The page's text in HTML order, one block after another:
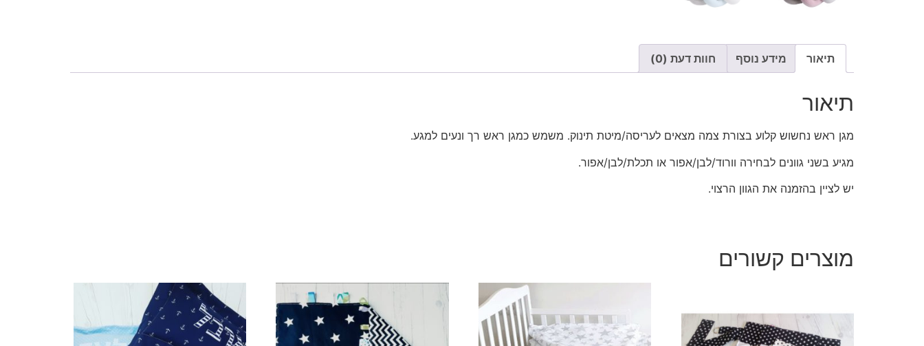
תיאור מידע נוסף חוות דעת (0)
תיאור
מגן ראש נחשוש קלוע בצורת צמה מצאים לעריסה/מיטת תינוק. משמש כמגן ראש רך ונעים למגע.
מגיע בשני גוונים לבחירה וורוד/לבן/אפור או תכלת/לבן/אפור.
יש לציין בהזמנה את הגוון הרצוי.
מוצרים קשורים